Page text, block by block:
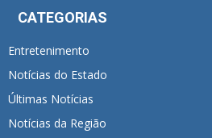
CATEGORIAS
Entretenimento
Notícias do Estado
Últimas Notícias
Notícias da Região